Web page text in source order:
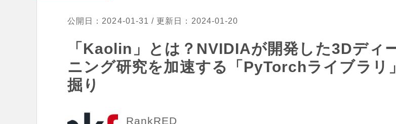
公開日：2024-01-31 / 更新日：2024-01-20
「Kaolin」とは？NVIDIAが開発した3Dディ
ニング研究を加速する「PyTorchライブラリ
掘り
RankRED